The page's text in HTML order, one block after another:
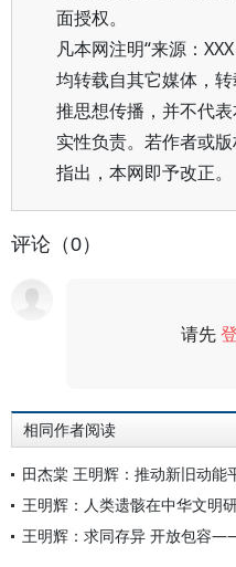
面授权。
凡本网注明“来源：
均转载自其它媒体，
推思想传播，并不代
实性负责。若作者或
指出，本网即予改正。
评论（0）
请先
相同作者阅读
田杰棠 王明辉：推动新旧动能
王明辉：人类遗骸在中华文明
王明辉：求同存异 开放包容